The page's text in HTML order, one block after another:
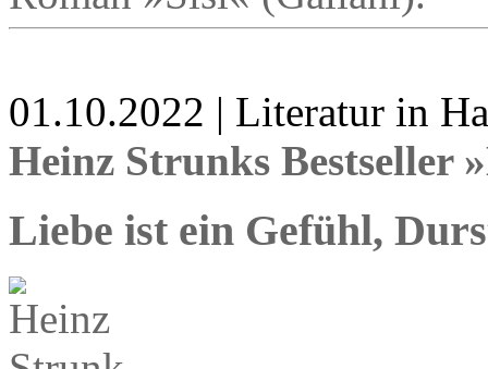
01.10.2022 | Literatur in
Heinz Strunks Bestseller
Liebe ist ein Gefühl,